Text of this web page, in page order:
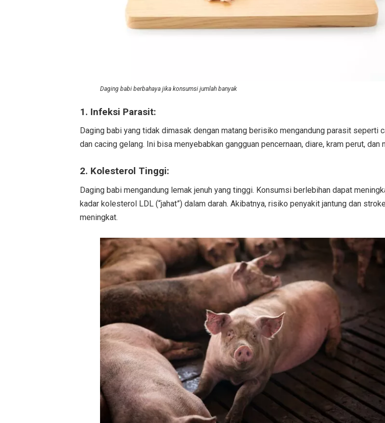
Daging babi berbahaya jika konsumsi jumlah banyak
1. Infeksi Parasit:
Daging babi yang tidak dimasak dengan matang berisiko mengandung parasit seperti
dan cacing gelang. Ini bisa menyebabkan gangguan pencernaan, diare, kram perut, dan
2. Kolesterol Tinggi:
Daging babi mengandung lemak jenuh yang tinggi. Konsumsi berlebihan dapat
kadar kolesterol LDL (“jahat”) dalam darah. Akibatnya, risiko penyakit jantung dan
meningkat.